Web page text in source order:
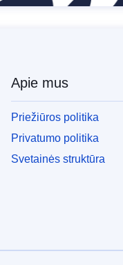
Apie mus
Priežiūros politika
Privatumo politika
Svetainės struktūra